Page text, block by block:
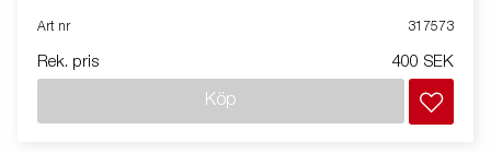
Art nr 317573
Rek. pris 400 SEK
Köp